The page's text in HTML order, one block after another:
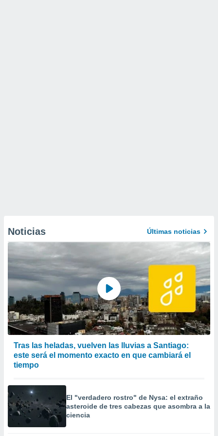
Noticias Últimas noticias
Tras las heladas, vuelven las lluvias a Santiago:
este será el momento exacto en que cambiará el
tiempo
El "verdadero rostro" de Nysa: el extraño
asteroide de tres cabezas que asombra a la
ciencia